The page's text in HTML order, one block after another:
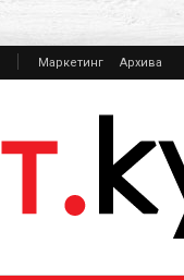
Маркетинг Архива